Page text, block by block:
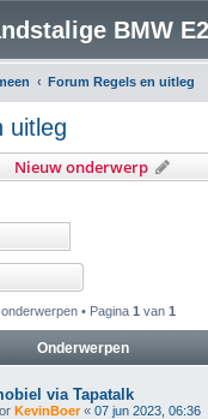
BMW
Forum Regels en uitleg
uitleg
Nieuw onderwerp
• Pagina 1 van 1
Onderwerpen
via Tapatalk
KevinBoer« 07 jun 2023, 06:36